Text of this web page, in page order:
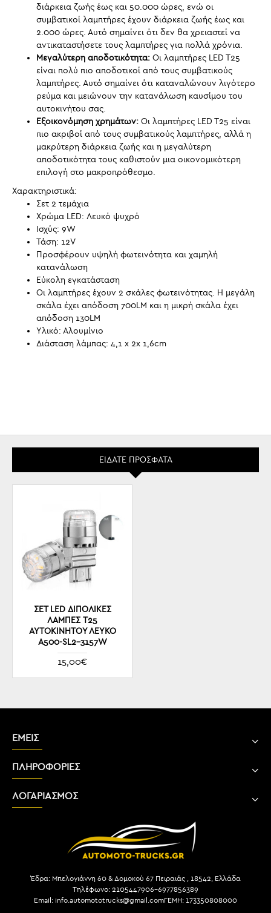
διάρκεια ζωής έως και 50.000 ώρες, ενώ οι
συμβατικοί λαμπτήρες έχουν διάρκεια ζωής έως και
2.000 ώρες. Αυτό σημαίνει ότι δεν θα χρειαστεί να
αντικαταστήσετε τους λαμπτήρες για πολλά χρόνια.
Μεγαλύτερη αποδοτικότητα: Οι λαμπτήρες LED T25
είναι πολύ πιο αποδοτικοί από τους συμβατικούς
λαμπτήρες. Αυτό σημαίνει ότι καταναλώνουν λιγότερο
ρεύμα και μειώνουν την κατανάλωση καυσίμου του
αυτοκινήτου σας.
Εξοικονόμηση χρημάτων: Οι λαμπτήρες LED T25 είναι
πιο ακριβοί από τους συμβατικούς λαμπτήρες, αλλά η
μακρύτερη διάρκεια ζωής και η μεγαλύτερη
αποδοτικότητα τους καθιστούν μια οικονομικότερη
επιλογή στο μακροπρόθεσμο.
Χαρακτηριστικά:
Σετ 2 τεμάχια
Χρώμα LED: Λευκό ψυχρό
Ισχύς: 9W
Τάση: 12V
Προσφέρουν υψηλή φωτεινότητα και χαμηλή
κατανάλωση
Εύκολη εγκατάσταση
Oι λαμπτήρες έχουν 2 σκάλες φωτεινότητας. Η μεγάλη
σκάλα έχει απόδοση 700LM και η μικρή σκάλα έχει
απόδοση 130LM
Υλικό: Αλουμίνιο
Διάσταση λάμπας: 4,1 x 2x 1,6cm
ΕΊΔΑΤΕ ΠΡΌΣΦΑΤΑ
ΣΕΤ LED ΔΙΠΟΛΙΚΈΣ
ΛΆΜΠΕΣ T25
ΑΥΤΟΚΙΝΉΤΟΥ ΛΕΥΚΌ
A500-SL2-3157W
15,00€
ΕΜΕΙΣ
ΠΛΗΡΟΦΟΡΙΕΣ
ΛΟΓΑΡΙΑΣΜΟΣ
Έδρα: Μπελογιάννη 60 & Δομοκού 67 Πειραιάς , 18542, Ελλάδα
Τηλέφωνο: 2105447906-6977856389
Email: info.automototrucks@gmail.comΓΕΜΗ: 173350808000